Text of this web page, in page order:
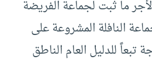
ما ثبت لجماعة الفريضة
النافلة المشروعة على
للدليل العام الناطق